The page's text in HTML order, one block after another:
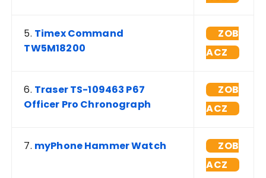
5. Timex Command
TW5M18200
ZOB
ACZ
6. Traser TS-109463 P67
Officer Pro Chronograph
ZOB
ACZ
7. myPhone Hammer Watch
ZOB
ACZ